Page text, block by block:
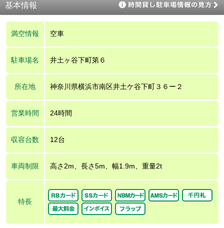
基本情報
満空情報 空車
駐車場名 井土ヶ谷下町第６
所在地 神奈川県横浜市南区井土ケ谷下町３６ー２
営業時間 24時間
収容台数 12台
車両制限 高さ2m、長さ5m、幅1.9m、重量2t
特長